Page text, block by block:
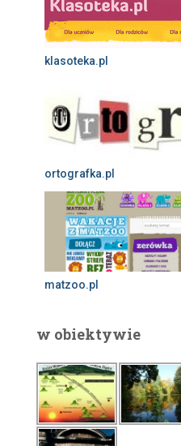
klasoteka.pl
ortografka.pl
matzoo.pl
w obiektywie